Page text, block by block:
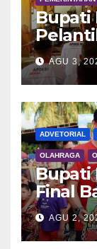
Bupati
AGU 3,
ADVETORIAL
OLAHRAGA
Bupati
Final
2026
AGU 2,